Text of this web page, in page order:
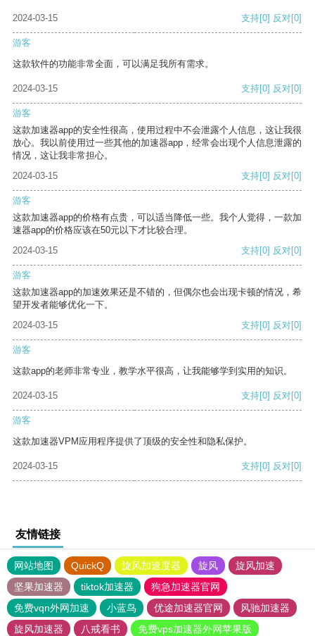
2024-03-15 支持[0] 反对[0]
游客
这款软件的功能非常全面，可以满足我所有需求。
2024-03-15 支持[0] 反对[0]
游客
这款加速器app的安全性很高，使用过程中不会泄露个人信息，这让我很
放心。我以前使用过一些其他的加速器app，经常会出现个人信息泄露的
情况，这让我非常担心。
2024-03-15
支持[0] 反对[0]
游客
这款加速器app的价格有点贵，可以适当降低一些。我个人觉得，一款加
速器app的价格应该在50元以下才比较合理。
2024-03-15
支持[0] 反对[0]
游客
这款加速器app的加速效果还是不错的，但偶尔也会出现卡顿的情况，希
望开发者能够优化一下。
2024-03-15
支持[0] 反对[0]
游客
这款app的老师非常专业，教学水平很高，让我能够学到实用的知识。
2024-03-15 支持[0] 反对[0]
游客
这款加速器VPM应用程序提供了顶级的安全性和隐私保护。
2024-03-15 支持[0] 反对[0]
友情链接
网站地图 QuickQ 旋风加速度器 旋风
旋风加速
坚果加速器
tiktok加速器
狗急加速器官网
免费vqn外网加速
小蓝鸟 优途加速器官网
风驰加速器
旋风加速器
八戒看书 免费vps加速器外网苹果版